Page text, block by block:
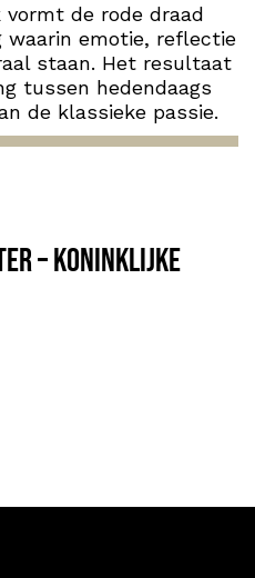
vormt de rode draad
waarin emotie, reflectie
staan. Het resultaat
tussen hedendaags
de klassieke passie.
– Koninklijke